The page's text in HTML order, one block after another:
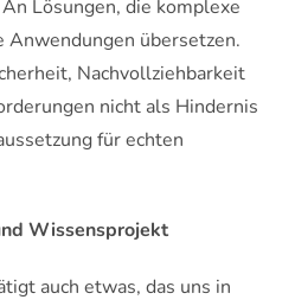
Lösungen, die komplexe
Anwendungen übersetzen.
Nachvollziehbarkeit
nicht als Hindernis
für echten
Wissensprojekt
auch etwas, das uns in